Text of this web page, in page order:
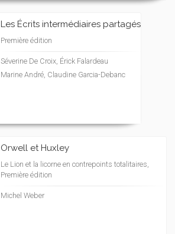
Les Écrits intermédiaires partagés
Première édition
Séverine De Croix, Érick Falardeau
Marine André, Claudine Garcia-Debanc
Orwell et Huxley
Le Lion et la licorne en contrepoints totalitaires,
Première édition
Michel Weber